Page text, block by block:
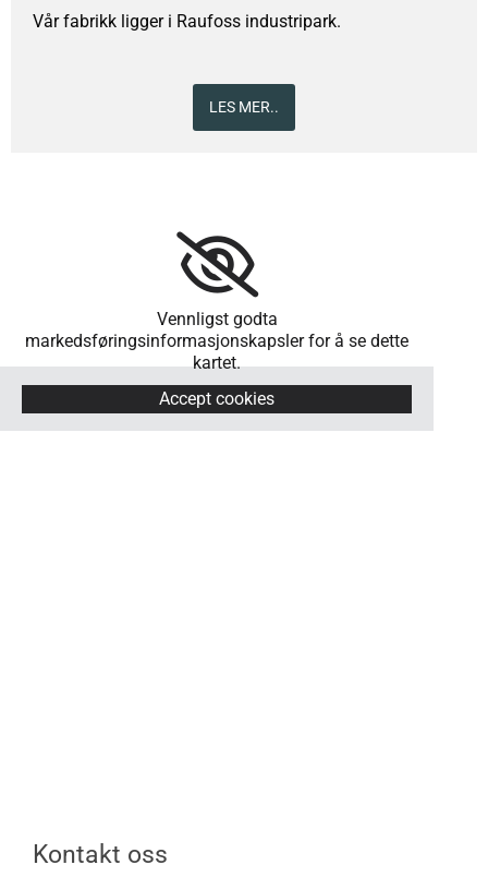
Vår fabrikk ligger i Raufoss industripark.
LES MER..
Vennligst godta
markedsføringsinformasjonskapsler for å se dette
kartet.
Accept cookies
Kontakt oss